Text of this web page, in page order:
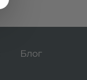
Блог